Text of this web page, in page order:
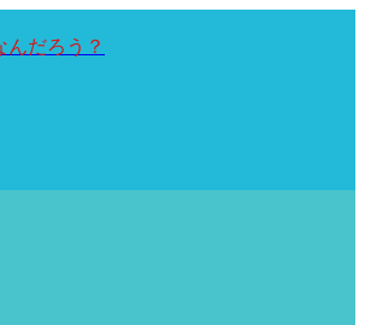
んだろう？